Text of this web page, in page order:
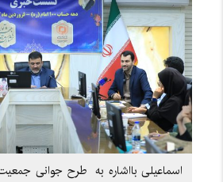
اسماعیلی بااشاره به طرح جوانی